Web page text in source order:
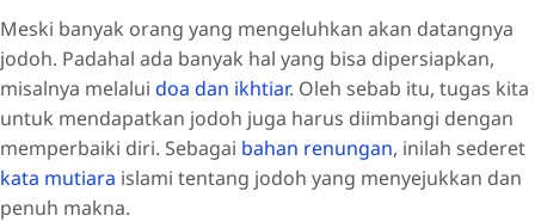
Meski banyak orang yang mengeluhkan akan datangnya
jodoh. Padahal ada banyak hal yang bisa dipersiapkan,
misalnya melalui doa dan ikhtiar. Oleh sebab itu, tugas kita
untuk mendapatkan jodoh juga harus diimbangi dengan
memperbaiki diri. Sebagai bahan renungan, inilah sederet
kata mutiara islami tentang jodoh yang menyejukkan dan
penuh makna.